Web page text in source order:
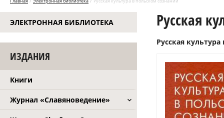
ЭЛЕКТРОННАЯ БИБЛИОТЕКА
ИЗДАНИЯ
Книги
Журнал «Славяноведение»
Русская
Русская